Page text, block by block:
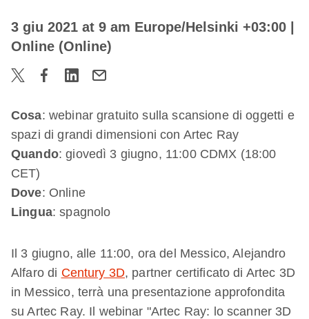
3 giu 2021 at 9 am Europe/Helsinki +03:00
Online (Online)
Cosa: webinar gratuito sulla scansione di oggetti e
spazi di grandi dimensioni con Artec Ray
Quando: giovedì 3 giugno, 11:00 CDMX (18:00
CET)
Dove: Online
Lingua: spagnolo
Il 3 giugno, alle 11:00, ora del Messico, Alejandro
Alfaro di Century 3D, partner certificato di Artec 3D
in Messico, terrà una presentazione approfondita
su Artec Ray. Il webinar "Artec Ray: lo scanner 3D